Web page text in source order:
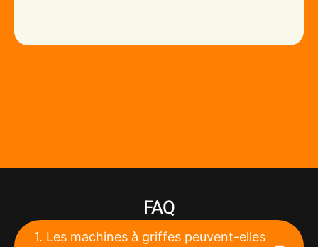
FAQ
1. Les machines à griffes peuvent-elles